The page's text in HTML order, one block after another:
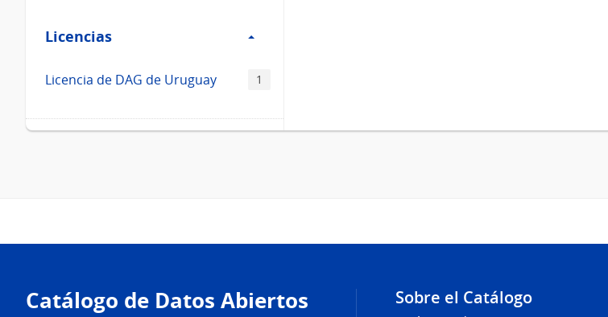
Licencias
Licencias
Licencia de DAG de Uruguay 1
Catálogo de Datos Abiertos Sobre el Catálogo